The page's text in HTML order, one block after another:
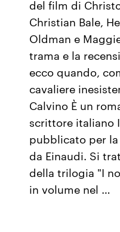
del film di
Christian Bale,
Oldman e
trama e la
ecco quando,
cavaliere
Calvino È un
scrittore italiano
pubblicato per
da Einaudi. Si
della trilogia "I
in volume nel …